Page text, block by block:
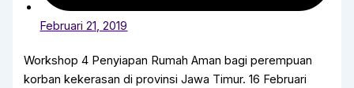
Februari 21, 2019
Workshop 4 Penyiapan Rumah Aman bagi perempuan
korban kekerasan di provinsi Jawa Timur. 16 Februari